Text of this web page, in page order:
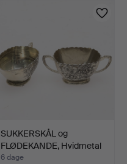
SUKKERSKÅL og
FLØDEKANDE, Hvidmetal
med re…
6 dage